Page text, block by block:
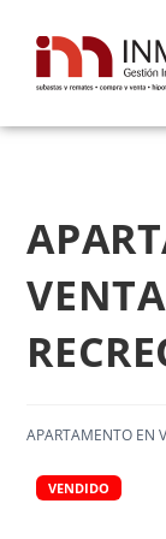
APARTAMENTO EN
VENDIDO